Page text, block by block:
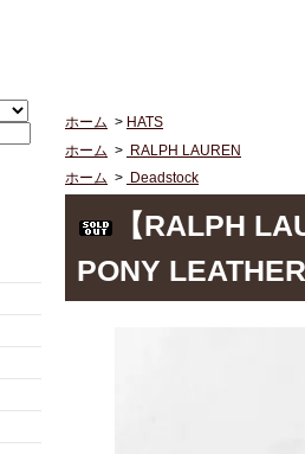
ホーム > HATS
ホーム > RALPH LAUREN
ホーム > Deadstock
【RALPH
PONY